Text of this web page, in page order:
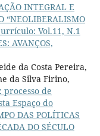
INTEGRAL E
“NEOLIBERALISMO
Vol.11, N.1
AVANÇOS,
da Costa Pereira,
da Silva Firino,
de
Espaço do
DAS POLÍTICAS
DO SÉCULO